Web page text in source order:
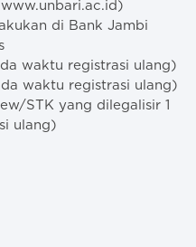
di Bank Jambi
waktu registrasi ulang)
waktu registrasi ulang)
STK yang dilegalisir 1
ulang)